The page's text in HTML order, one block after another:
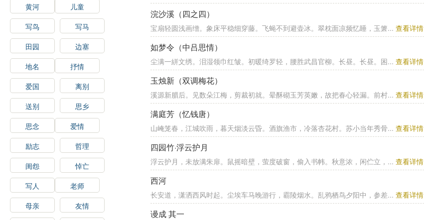
黄河
儿童
写鸟
写马
田园
边塞
地名
抒情
爱国
离别
送别
思乡
思念
爱情
励志
哲理
闺怨
悼亡
写人
老师
母亲
友情
浣沙溪（四之四）
宝扇轻圆浅画缯。象床平稳细穿藤。飞蝇不到避壶冰。翠枕面凉频忆睡，玉箫...查看详情
如梦令（中吕思情）
尘满一絣文绣。泪湿领巾红皱。初暖绮罗轻，腰胜武昌官柳。长昼。长昼。困...查看详情
玉烛新（双调梅花）
溪源新腊后。见数朵江梅，剪裁初就。晕酥砌玉芳英嫩，故把春心轻漏。前村...查看详情
满庭芳（忆钱唐）
山崦笼春，江城吹雨，暮天烟淡云昏。酒旗渔市，冷落杏花村。苏小当年秀骨...查看详情
四园竹·浮云护月
浮云护月，未放满朱扉。鼠摇暗壁，萤度破窗，偷入书帏。秋意浓，闲伫立，...查看详情
西河
长安道，潇洒西风时起。尘埃车马晚游行，霸陵烟水。乱鸦栖鸟夕阳中，参差...查看详情
谩成 其一